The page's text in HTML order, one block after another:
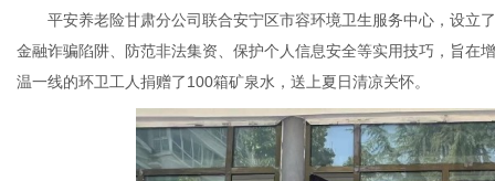
平安养老险甘肃分公司联合安宁区市容环境卫生服务中心，设立
金融诈骗陷阱、防范非法集资、保护个人信息安全等实用技巧，旨在
温一线的环卫工人捐赠了100箱矿泉水，送上夏日清凉关怀。